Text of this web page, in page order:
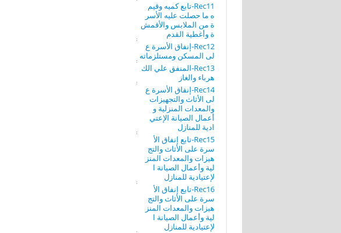
Rec11-تابع كميه وقيم
ه ما حصلت عليه الأسر
ة من الملابس والأقمش
ة وأغطية القدم
Rec12-إنفاق الأسرة ع
لى المسكن ومستلزماته
Rec13-المنفق علي الك
هرباء والغاز
Rec14-إنفاق الأسرة ع
لى الأثاث والتجهيزات
والمعدات المنزلية و
أعمال الصيانة الإعتي
ادية للمنازل
Rec15-تابع إنفاق الأ
سرة على الأثاث والتج
هيزات والمعدات المنز
لية وأعمال الصيانة ا
لإعتيادية للمنازل
Rec16-تابع إنفاق الأ
سرة على الأثاث والتج
هيزات والمعدات المنز
لية وأعمال الصيانة ا
لإعتيادية للمنازل